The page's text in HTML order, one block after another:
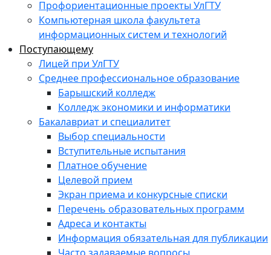
Профориентационные проекты УлГТУ
Компьютерная школа факультета
информационных систем и технологий
Поступающему
Лицей при УлГТУ
Среднее профессиональное образование
Барышский колледж
Колледж экономики и информатики
Бакалавриат и специалитет
Выбор специальности
Вступительные испытания
Платное обучение
Целевой прием
Экран приема и конкурсные списки
Перечень образовательных программ
Адреса и контакты
Информация обязательная для публикации